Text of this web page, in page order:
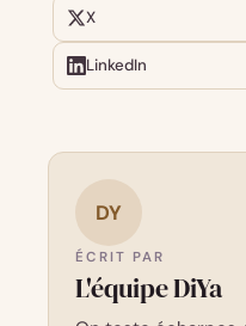
X
LinkedIn
DY
ÉCRIT PAR
L'équipe DiYa